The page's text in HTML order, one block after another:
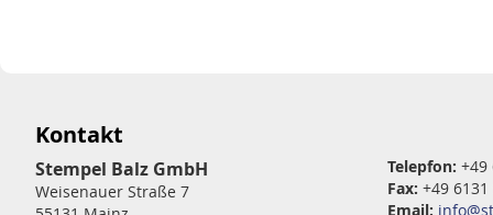
Kontakt
Stempel Balz GmbH
Weisenauer Straße 7
Telepfon: +49
Fax: +49
Email: